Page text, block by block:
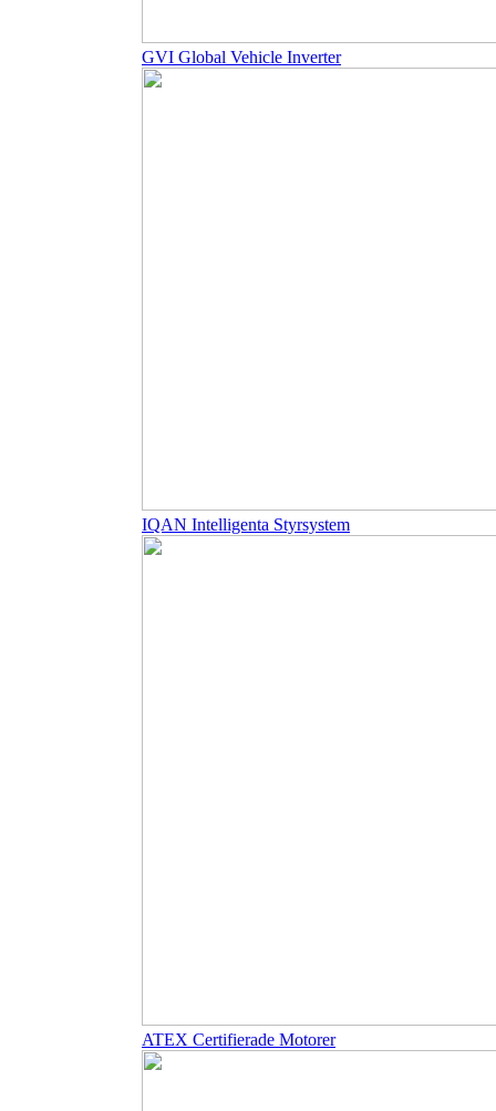
GVI Global Vehicle Inverter
IQAN Intelligenta Styrsystem
ATEX Certifierade Motorer